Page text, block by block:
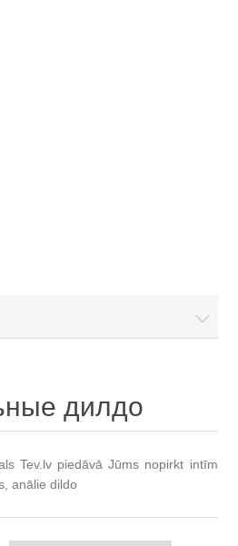
дилдо
Tev.lv piedāvā Jūms nopirkt intīm
anālie dildo